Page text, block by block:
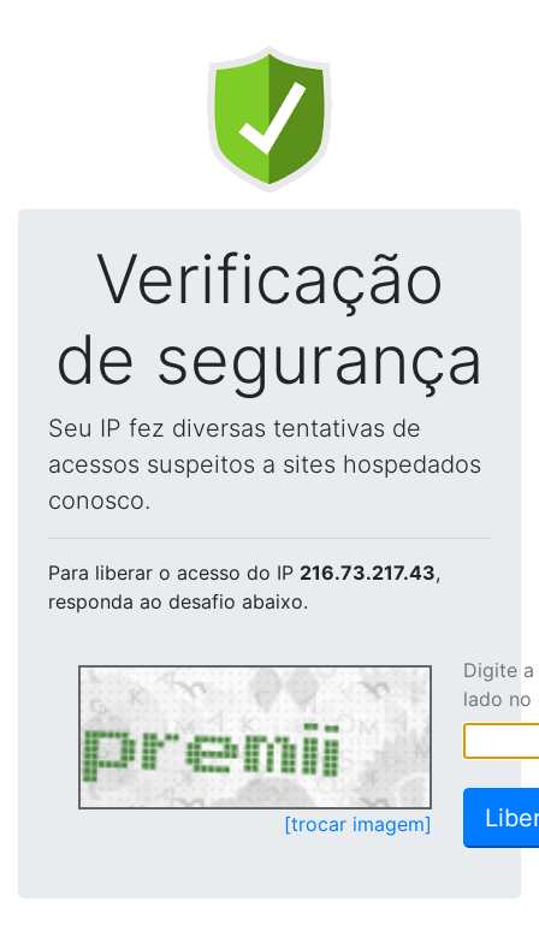
Verificação
de segurança
Seu IP fez diversas tentativas de
acessos suspeitos a sites hospedados
conosco.
Para liberar o acesso do IP 216.73.217.43,
responda ao desafio abaixo.
[trocar imagem]
Digite
lado no